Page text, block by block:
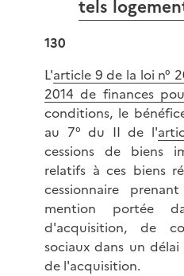
tels
130
L'article 9 de la loi n°
2014 de finances
conditions, le
au 7° du II de l'
cessions de biens
relatifs à ces biens
cessionnaire
mention portée
d'acquisition, de
sociaux dans un
de l'acquisition.